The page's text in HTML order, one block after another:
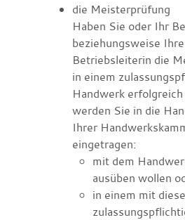
die Meisterprüfung
Haben Sie oder Ihr
beziehungsweise Ihre
Betriebsleiterin die
in einem
Handwerk
werden Sie in die
Ihrer
eingetragen:
mit dem
ausüben wollen
in einem mit